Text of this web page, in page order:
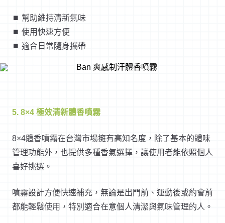
⏹︎ 幫助維持清新氣味
⏹︎ 使用快速方便
⏹︎ 適合日常隨身攜帶
5. 8×4 極效清新體香噴霧
8×4體香噴霧在台灣市場擁有高知名度，除了基本的體味
管理功能外，也提供多種香氣選擇，讓使用者能依照個人
喜好挑選。
噴霧設計方便快速補充，無論是出門前、運動後或約會前
都能輕鬆使用，特別適合在意個人清潔與氣味管理的人。